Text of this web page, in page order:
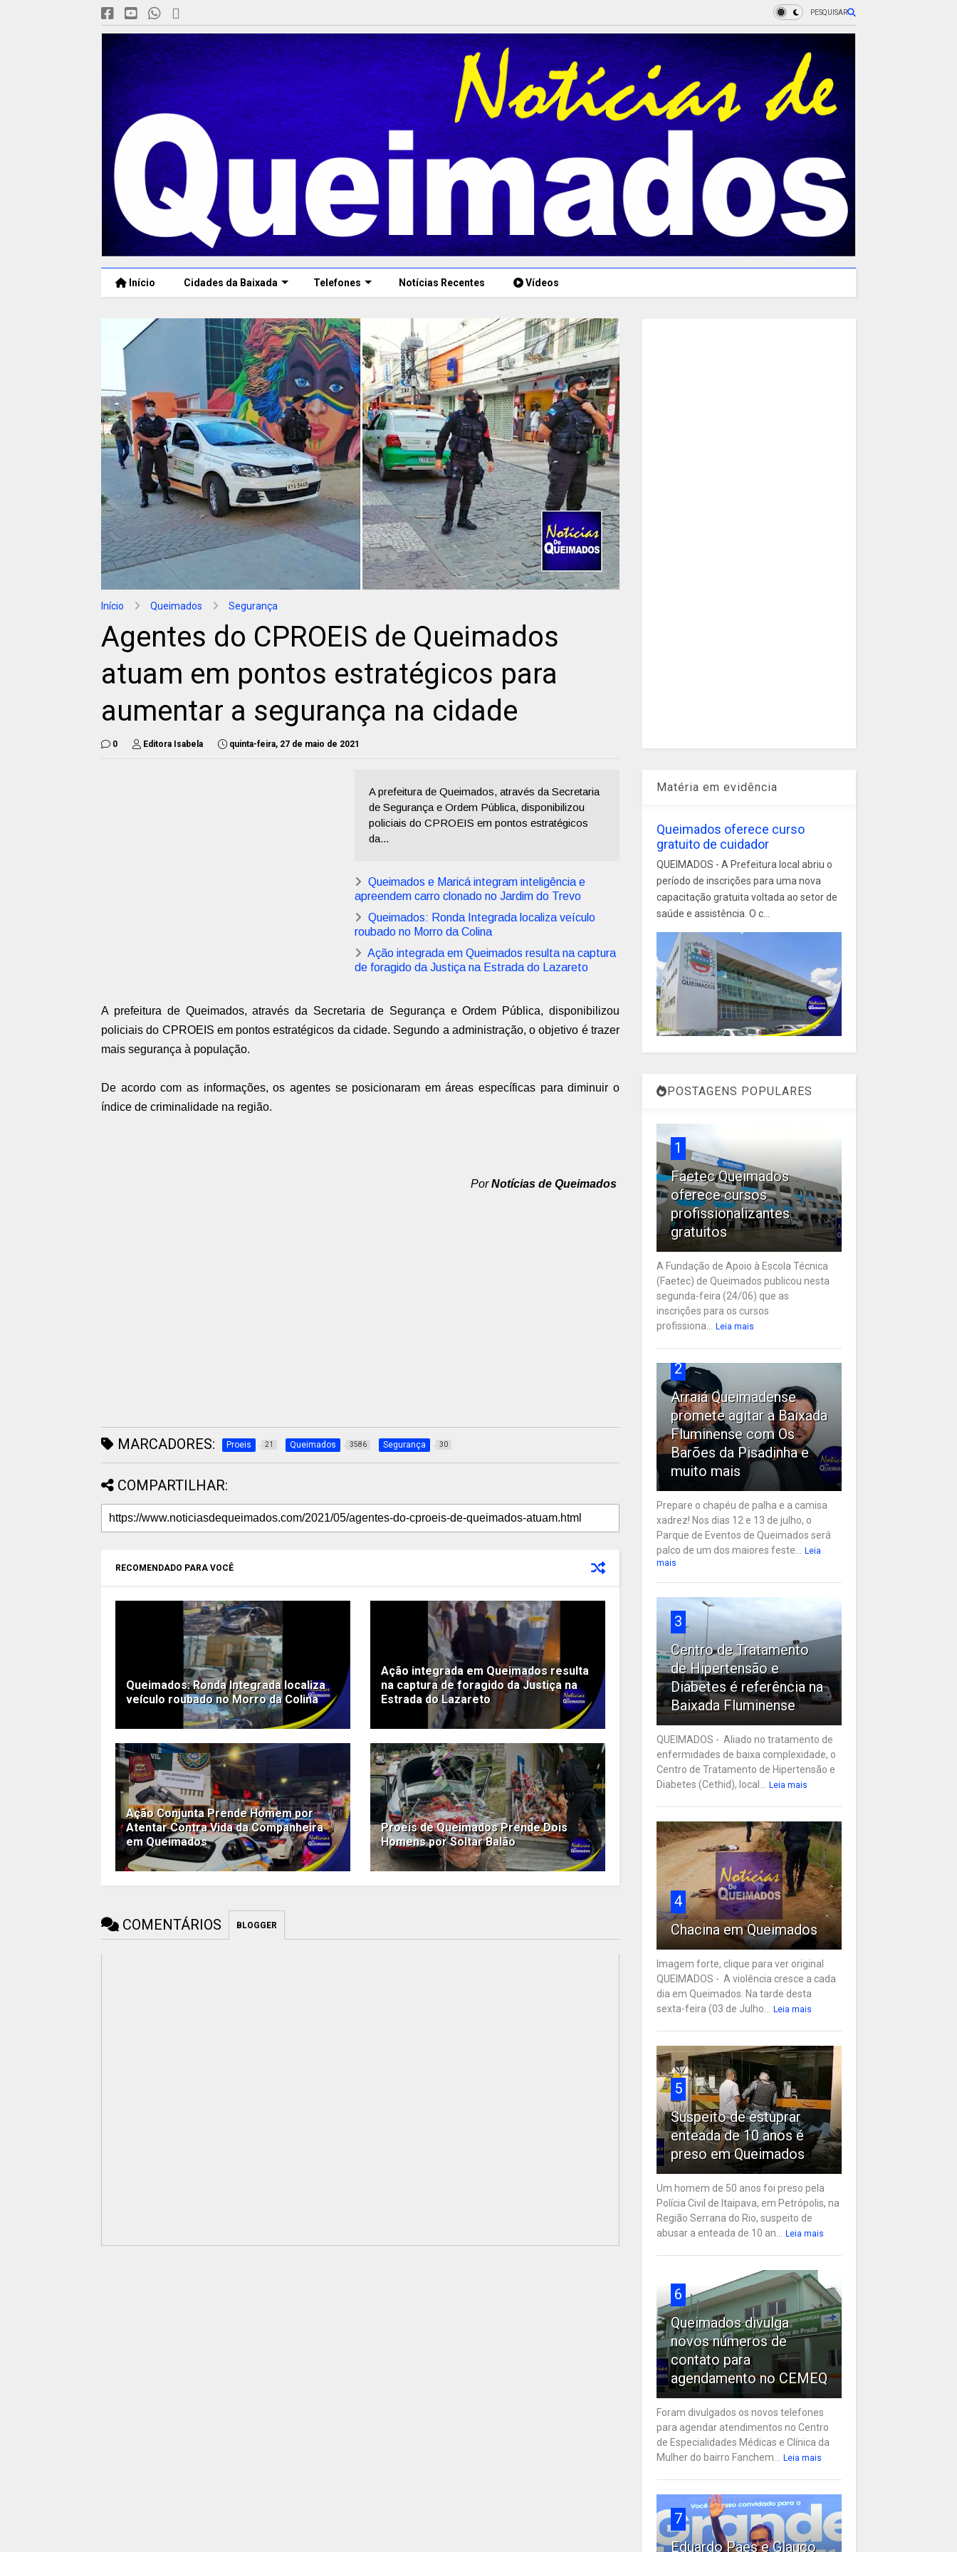
PESQUISAR
Início Cidades da Baixada Telefones Notícias Recentes Vídeos
Início Queimados Segurança
Agentes do CPROEIS de Queimados
atuam em pontos estratégicos para
aumentar a segurança na cidade
0 Editora Isabela quinta-feira, 27 de maio de 2021
A prefeitura de Queimados, através da Secretaria
de Segurança e Ordem Pública, disponibilizou
policiais do CPROEIS em pontos estratégicos
da...
Queimados e Maricá integram inteligência e
apreendem carro clonado no Jardim do Trevo
Queimados: Ronda Integrada localiza veículo
roubado no Morro da Colina
Ação integrada em Queimados resulta na captura
de foragido da Justiça na Estrada do Lazareto
A prefeitura de Queimados, através da Secretaria de Segurança e Ordem Pública, disponibilizou
policiais do CPROEIS em pontos estratégicos da cidade. Segundo a administração, o objetivo é trazer
mais segurança à população.
De acordo com as informações, os agentes se posicionaram em áreas específicas para diminuir o
índice de criminalidade na região.
PorNotícias de Queimados
MARCADORES: Proeis 21 Queimados 3586 Segurança 30
COMPARTILHAR:
RECOMENDADO PARA VOCÊ
Queimados: Ronda Integrada localiza
veículo roubado no Morro da Colina
Ação integrada em Queimados resulta
na captura de foragido da Justiça na
Estrada do Lazareto
Ação Conjunta Prende Homem por
Atentar Contra Vida da Companheira
em Queimados
Proeis de Queimados Prende Dois
Homens por Soltar Balão
COMENTÁRIOS BLOGGER
Matéria em evidência
Queimados oferece curso
gratuito de cuidador
QUEIMADOS - A Prefeitura local abriu o
período de inscrições para uma nova
capacitação gratuita voltada ao setor de
saúde e assistência. O c...
POSTAGENS POPULARES
1
Faetec Queimados
oferece cursos
profissionalizantes
gratuitos
A Fundação de Apoio à Escola Técnica
(Faetec) de Queimados publicou nesta
segunda-feira (24/06) que as
inscrições para os cursos
profissiona...
Leia mais
2
Arraiá Queimadense
promete agitar a Baixada
Fluminense com Os
Barões da Pisadinha e
muito mais
Prepare o chapéu de palha e a camisa
xadrez! Nos dias 12 e 13 de julho, o
Parque de Eventos de Queimados será
palco de um dos maiores feste...
Leia
mais
3
Centro de Tratamento
de Hipertensão e
Diabetes é referência na
Baixada Fluminense
QUEIMADOS - Aliado no tratamento de
enfermidades de baixa complexidade, o
Centro de Tratamento de Hipertensão e
Diabetes (Cethid), local...
Leia mais
4
Chacina em Queimados
Imagem forte, clique para ver original
QUEIMADOS - A violência cresce a cada
dia em Queimados. Na tarde desta
sexta-feira (03 de Julho...
Leia mais
5
Suspeito de estuprar
enteada de 10 anos é
preso em Queimados
Um homem de 50 anos foi preso pela
Polícia Civil de Itaipava, em Petrópolis, na
Região Serrana do Rio, suspeito de
abusar a enteada de 10 an...
Leia mais
6
Queimados divulga
novos números de
contato para
agendamento no CEMEQ
Foram divulgados os novos telefones
para agendar atendimentos no Centro
de Especialidades Médicas e Clínica da
Mulher do bairro Fanchem...
Leia mais
7
Eduardo Paes e Glauco